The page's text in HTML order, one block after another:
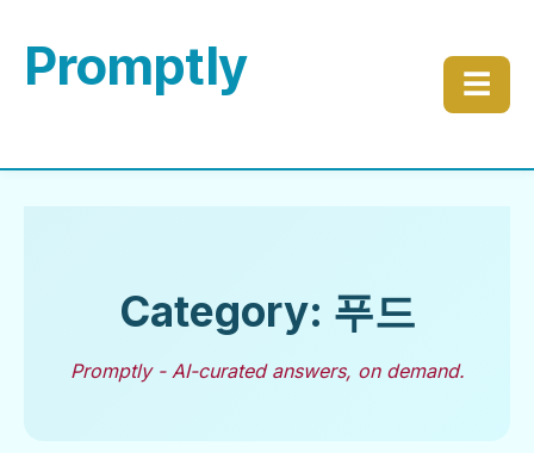
Promptly ☰
Category: 푸드
Promptly - AI-curated answers, on demand.